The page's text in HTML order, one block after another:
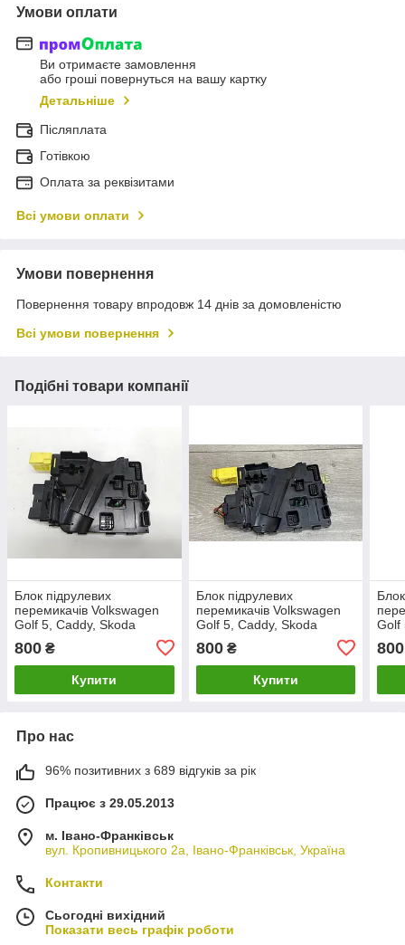
Умови оплати
Ви отримаєте замовлення
або гроші повернуться на вашу картку
Детальніше
Післяплата
Готівкою
Оплата за реквізитами
Всі умови оплати
Умови повернення
Повернення товару впродовж 14 днів за домовленістю
Всі умови повернення
Подібні товари компанії
Блок підрулевих
перемикачів Volkswagen
Golf 5, Caddy, Skoda
Кадді, Октавія.
1K0953549.
800 ₴
Купити
Блок підрулевих
перемикачів Volkswagen
Golf 5, Caddy, Skoda
Octavia, Гольф 5, Кадді,
Октавія. 1K0953549AF.
800₴
Купити
Golf
800
Про нас
96% позитивних з 689 відгуків за рік
Працює з 29.05.2013
м. Івано-Франківськ
вул. Кропивницького 2а, Івано-Франківськ, Україна
Контакти
Сьогодні вихідний
Показати весь графік роботи